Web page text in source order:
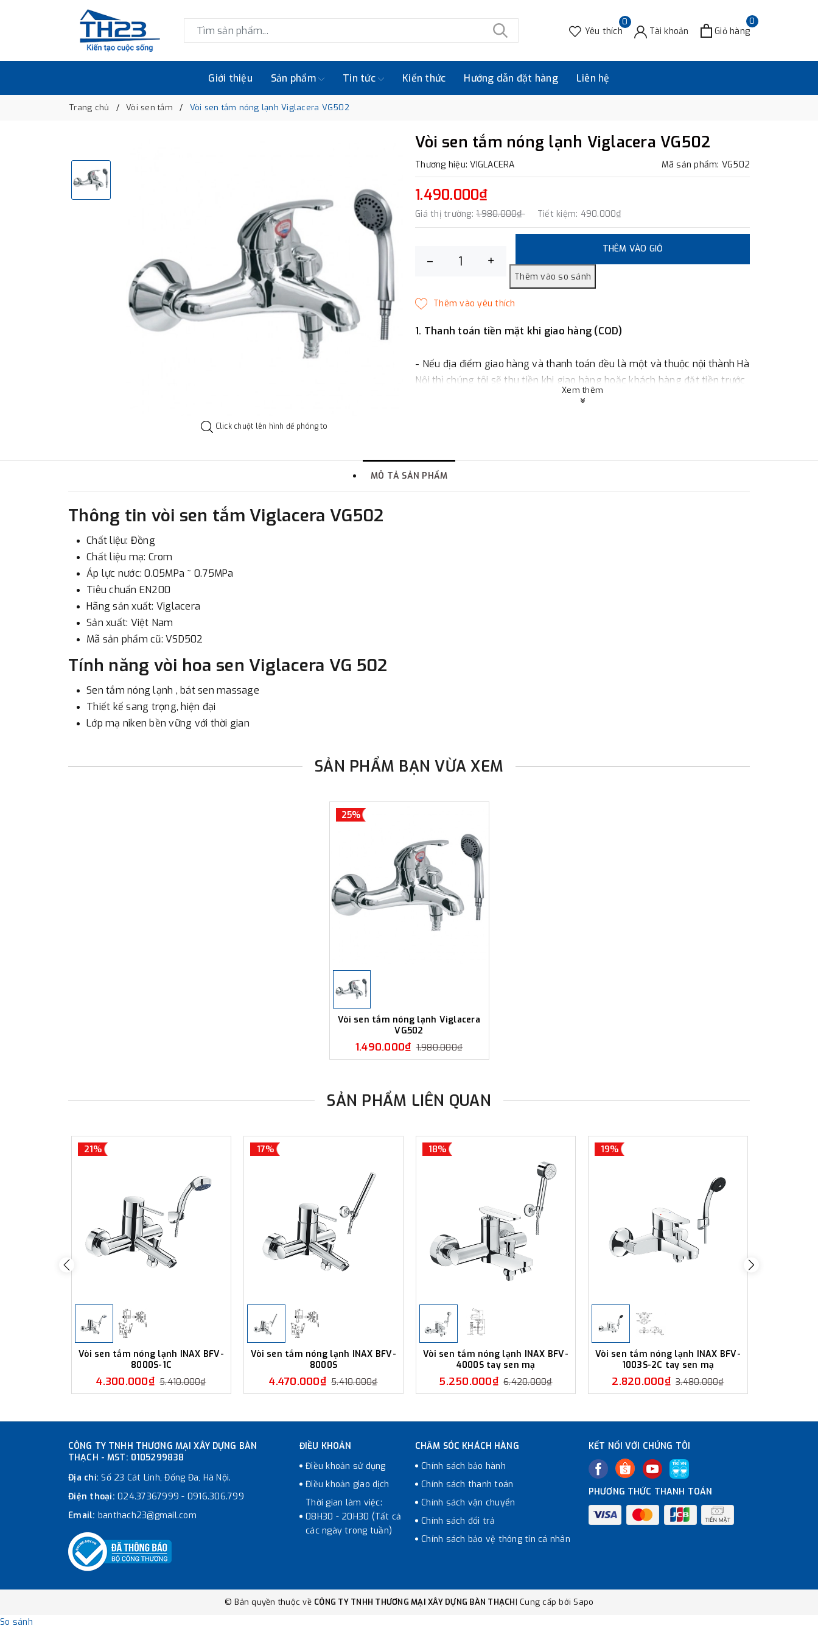
0
Yêu thích Tài khoản
0
Giỏ hàng
Giới thiệu Sản phẩm Tin tức Kiến thức Hướng dẫn đặt hàng Liên hệ
Trang chủ Vòi sen tắm Vòi sen tắm nóng lạnh Viglacera VG502
Click chuột lên hình để phóng to
Vòi sen tắm nóng lạnh Viglacera VG502
Thương hiệu: VIGLACERA Mã sản phẩm: VG502
1.490.000₫
Giá thị trường: 1.980.000₫ Tiết kiệm: 490.000₫
– +
THÊM VÀO GIỎ
1. Thanh toán tiền mặt khi giao hàng (COD)
- Nếu địa điểm giao hàng và thanh toán đều là một và thuộc nội thành Hà
Nội thì chúng tôi sẽ thu tiền khi giao hàng hoặc khách hàng đặt tiền trước
một phần giá trị đơn hàng tùy thuộc vào đơn hàng.
-Showroom Thanh HươngĐịa chỉ : 23 phố Cát Linh, phường Cát Linh,
quận Đống Đa, Hà Nội.
Xem thêm
MÔ TẢ SẢN PHẨM
Thông tin vòi sen tắm Viglacera VG502
Chất liệu: Đồng
Chất liệu mạ: Crom
Áp lực nước: 0.05MPa ~ 0.75MPa
Tiêu chuẩn EN200
Hãng sản xuất: Viglacera
Sản xuất: Việt Nam
Mã sản phẩm cũ: VSD502
Tính năng vòi hoa sen Viglacera VG 502
Sen tắm nóng lạnh , bát sen massage
Thiết kế sang trọng, hiện đại
Lớp mạ niken bền vững với thời gian
SẢN PHẨM BẠN VỪA XEM
25%
Vòi sen tắm nóng lạnh Viglacera
VG502
1.490.000₫ 1.980.000₫
SẢN PHẨM LIÊN QUAN
21%
Vòi sen tắm nóng lạnh INAX BFV-
8000S-1C
4.300.000₫ 5.410.000₫
17%
Vòi sen tắm nóng lạnh INAX BFV-
8000S
4.470.000₫ 5.410.000₫
18%
Vòi sen tắm nóng lạnh INAX BFV-
4000S tay sen mạ
5.250.000₫ 6.420.000₫
19%
Vòi sen tắm nóng lạnh INAX BFV-
1003S-2C tay sen mạ
2.820.000₫ 3.480.000₫
CÔNG TY TNHH THƯƠNG MẠI XÂY DỰNG BÀN
THẠCH - MST: 0105299838
Địa chỉ:Số 23 Cát Linh, Đống Đa, Hà Nội.
Điện thoại: 024.37367999 - 0916.306.799
Email: banthach23@gmail.com
ĐIỀU KHOẢN
Điều khoản sử dụng
Điều khoản giao dịch
Thời gian làm việc:
08H30 - 20H30 (Tất cả
các ngày trong tuần)
CHĂM SÓC KHÁCH HÀNG
Chính sách bảo hành
Chính sách thanh toán
Chính sách vận chuyển
Chính sách đổi trả
Chính sách bảo vệ thông tin cá nhân
KẾT NỐI VỚI CHÚNG TÔI
PHƯƠNG THỨC THANH TOÁN
© Bản quyền thuộc về CÔNG TY TNHH THƯƠNG MẠI XÂY DỰNG BÀN THẠCH| Cung cấp bởi Sapo
So sánh